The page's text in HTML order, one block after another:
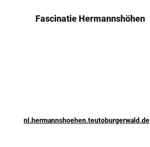
­Fascinatie ­Hermannshöhen
nl.hermannshoehen.teutoburgerwald.de